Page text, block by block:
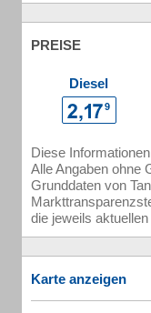
PREISE
Diesel
Diese
Alle Angaben ohne
Grunddaten von
die jeweils
Karte anzeigen